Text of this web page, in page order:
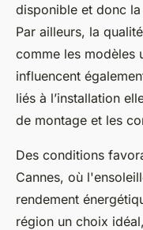
disponible et donc
Par ailleurs, la
comme les modèles
influencent
liés à l’installation
de montage et les
Des conditions
Cannes, où
rendement
région un choix